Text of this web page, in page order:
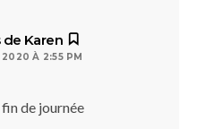
de Karen
2020 À 2:55 PM
de journée